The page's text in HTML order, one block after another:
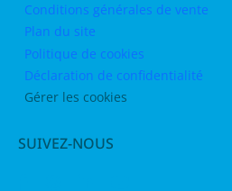
Conditions générales de vente
Plan du site
Politique de cookies
Déclaration de confidentialité
Gérer les cookies
SUIVEZ-NOUS